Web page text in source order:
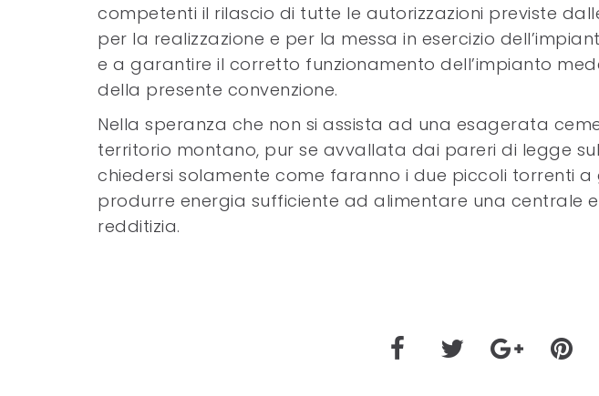
competenti il rilascio di tutte le autorizzazioni previste
per la realizzazione e per la messa in esercizio
e a garantire il corretto funzionamento dell’impianto
della presente convenzione.
Nella speranza che non si assista ad una esagerata
territorio montano, pur se avvallata dai pareri di legge
chiedersi solamente come faranno i due piccoli torrenti
produrre energia sufficiente ad alimentare una centrale
redditizia.